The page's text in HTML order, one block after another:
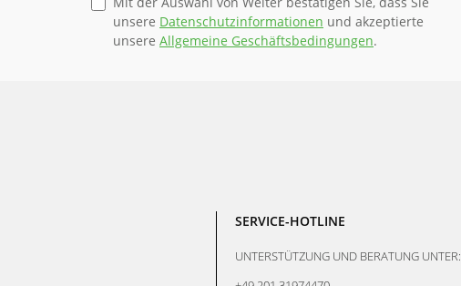
unsere Datenschutzinformationen und akzeptierte
unsere Allgemeine Geschäftsbedingungen.
SERVICE-HOTLINE
UNTERSTÜTZUNG UND BERATUNG UNTER: